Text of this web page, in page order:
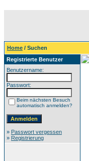
Home / Suchen
Registrierte Benutzer
Benutzername:
Passwort:
Beim nächsten Besuch
automatisch anmelden?
» Passwort vergessen
» Registrierung